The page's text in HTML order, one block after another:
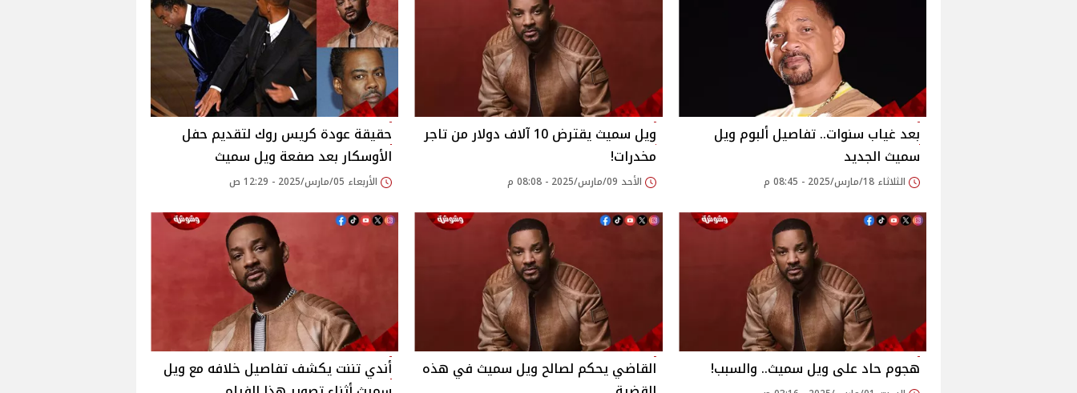
بعد غياب سنوات.. تفاصيل ألبوم ويل
سميث الجديد
الثلاثاء 18/مارس/2025 - 08:45 م
ويل سميث يقترض 10 آلاف دولار من تاجر
مخدرات!
الأحد 09/مارس/2025 - 08:08 م
حقيقة عودة كريس روك لتقديم حفل
الأوسكار بعد صفعة ويل سميث
الأربعاء 05/مارس/2025 - 12:29 ص
هجوم حاد على ويل سميث.. والسبب!
القاضي يحكم لصالح ويل سميث في هذه
أندي تننت يكشف تفاصيل خلافه مع ويل